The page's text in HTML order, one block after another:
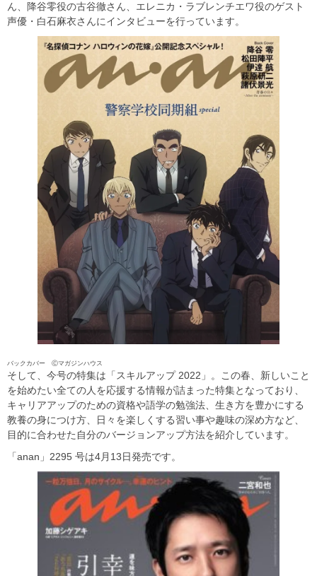
ん、降谷零役の古谷徹さん、エレニカ・ラブレンチエワ役のゲスト
声優・白石麻衣さんにインタビューを行っています。
バックカバー Ⓒマガジンハウス
そして、今号の特集は「スキルアップ 2022」。この春、新しいこと
を始めたい全ての人を応援する情報が詰まった特集となっており、
キャリアアップのための資格や語学の勉強法、生き方を豊かにする
教養の身につけ方、日々を楽しくする習い事や趣味の深め方など、
目的に合わせた自分のバージョンアップ方法を紹介しています。
「anan」2295 号は4月13日発売です。